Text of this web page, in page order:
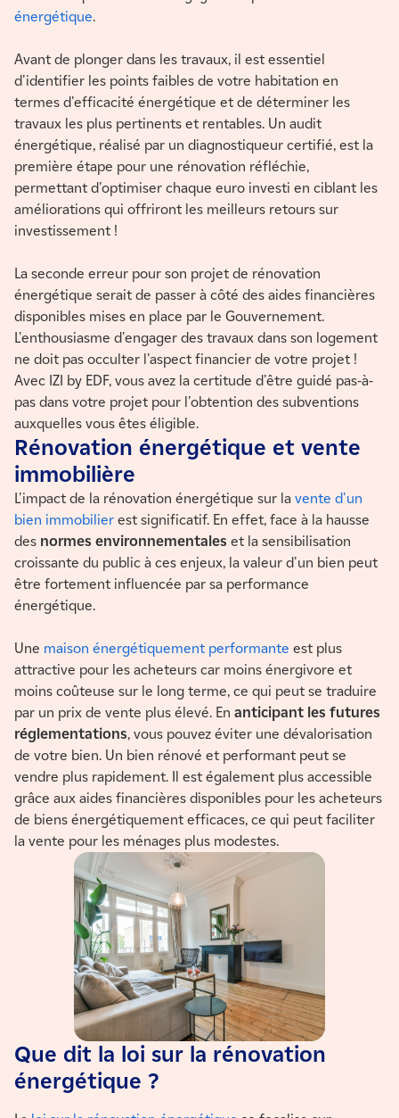
énergétique.
Avant de plonger dans les travaux, il est essentiel
d'identifier les points faibles de votre habitation en
termes d'efficacité énergétique et de déterminer les
travaux les plus pertinents et rentables. Un audit
énergétique, réalisé par un diagnostiqueur certifié, est la
première étape pour une rénovation réfléchie,
permettant d'optimiser chaque euro investi en ciblant les
améliorations qui offriront les meilleurs retours sur
investissement !
La seconde erreur pour son projet de rénovation
énergétique serait de passer à côté des aides financières
disponibles mises en place par le Gouvernement.
L'enthousiasme d'engager des travaux dans son logement
ne doit pas occulter l'aspect financier de votre projet !
Avec IZI by EDF, vous avez la certitude d'être guidé pas-à-
pas dans votre projet pour l'obtention des subventions
auxquelles vous êtes éligible.
Rénovation énergétique et vente
immobilière
L'impact de la rénovation énergétique sur la vente d'un
bien immobilier est significatif. En effet, face à la hausse
des normes environnementales et la sensibilisation
croissante du public à ces enjeux, la valeur d'un bien peut
être fortement influencée par sa performance
énergétique.
Une maison énergétiquement performante est plus
attractive pour les acheteurs car moins énergivore et
moins coûteuse sur le long terme, ce qui peut se traduire
par un prix de vente plus élevé. En anticipant les futures
réglementations, vous pouvez éviter une dévalorisation
de votre bien. Un bien rénové et performant peut se
vendre plus rapidement. Il est également plus accessible
grâce aux aides financières disponibles pour les acheteurs
de biens énergétiquement efficaces, ce qui peut faciliter
la vente pour les ménages plus modestes.
Que dit la loi sur la rénovation
énergétique ?